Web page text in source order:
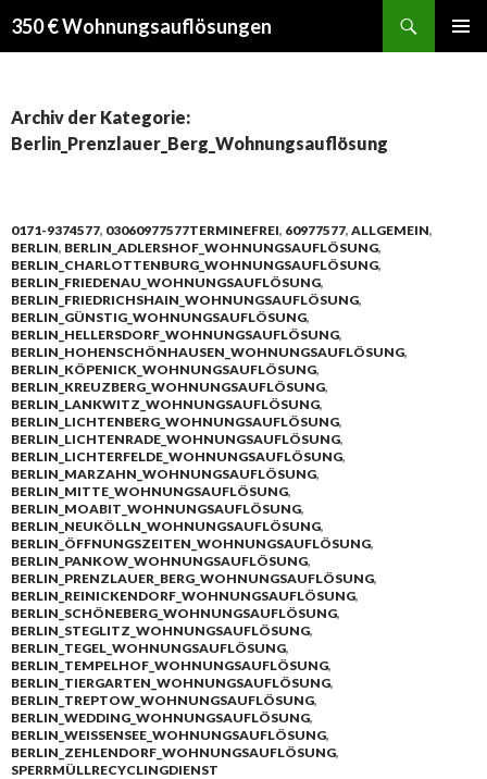
350 € Wohnungsauflösungen
Archiv der Kategorie:
Berlin_Prenzlauer_Berg_Wohnungsauflösung
0171-9374577, 03060977577TERMINEFREI, 60977577, ALLGEMEIN,
BERLIN, BERLIN_ADLERSHOF_WOHNUNGSAUFLÖSUNG,
BERLIN_CHARLOTTENBURG_WOHNUNGSAUFLÖSUNG,
BERLIN_FRIEDENAU_WOHNUNGSAUFLÖSUNG,
BERLIN_FRIEDRICHSHAIN_WOHNUNGSAUFLÖSUNG,
BERLIN_GÜNSTIG_WOHNUNGSAUFLÖSUNG,
BERLIN_HELLERSDORF_WOHNUNGSAUFLÖSUNG,
BERLIN_HOHENSCHÖNHAUSEN_WOHNUNGSAUFLÖSUNG,
BERLIN_KÖPENICK_WOHNUNGSAUFLÖSUNG,
BERLIN_KREUZBERG_WOHNUNGSAUFLÖSUNG,
BERLIN_LANKWITZ_WOHNUNGSAUFLÖSUNG,
BERLIN_LICHTENBERG_WOHNUNGSAUFLÖSUNG,
BERLIN_LICHTENRADE_WOHNUNGSAUFLÖSUNG,
BERLIN_LICHTERFELDE_WOHNUNGSAUFLÖSUNG,
BERLIN_MARZAHN_WOHNUNGSAUFLÖSUNG,
BERLIN_MITTE_WOHNUNGSAUFLÖSUNG,
BERLIN_MOABIT_WOHNUNGSAUFLÖSUNG,
BERLIN_NEUKÖLLN_WOHNUNGSAUFLÖSUNG,
BERLIN_ÖFFNUNGSZEITEN_WOHNUNGSAUFLÖSUNG,
BERLIN_PANKOW_WOHNUNGSAUFLÖSUNG,
BERLIN_PRENZLAUER_BERG_WOHNUNGSAUFLÖSUNG,
BERLIN_REINICKENDORF_WOHNUNGSAUFLÖSUNG,
BERLIN_SCHÖNEBERG_WOHNUNGSAUFLÖSUNG,
BERLIN_STEGLITZ_WOHNUNGSAUFLÖSUNG,
BERLIN_TEGEL_WOHNUNGSAUFLÖSUNG,
BERLIN_TEMPELHOF_WOHNUNGSAUFLÖSUNG,
BERLIN_TIERGARTEN_WOHNUNGSAUFLÖSUNG,
BERLIN_TREPTOW_WOHNUNGSAUFLÖSUNG,
BERLIN_WEDDING_WOHNUNGSAUFLÖSUNG,
BERLIN_WEISSENSEE_WOHNUNGSAUFLÖSUNG
,
BERLIN_ZEHLENDORF_WOHNUNGSAUFLÖSUNG,
SPERRMÜLLRECYCLINGDIENST